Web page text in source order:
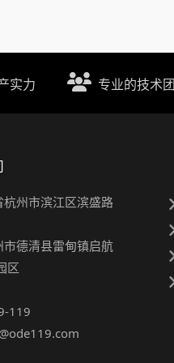
实力 专业的技术
杭州市滨江区滨盛路
市德清县雷甸镇启航
区
119